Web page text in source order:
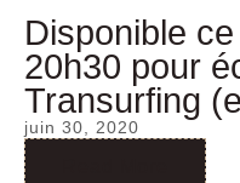
Disponible
20h30 pour
Transurfing
juin 30, 2020